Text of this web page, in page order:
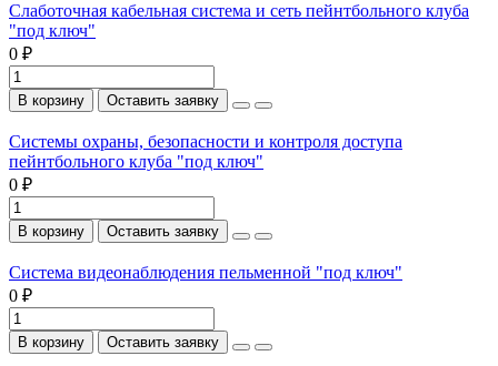
Слаботочная кабельная система и сеть пейнтбольного клуба
"под ключ"
0 ₽
В корзину Оставить заявку
Системы охраны, безопасности и контроля доступа
пейнтбольного клуба "под ключ"
0 ₽
В корзину Оставить заявку
Система видеонаблюдения пельменной "под ключ"
0 ₽
В корзину Оставить заявку